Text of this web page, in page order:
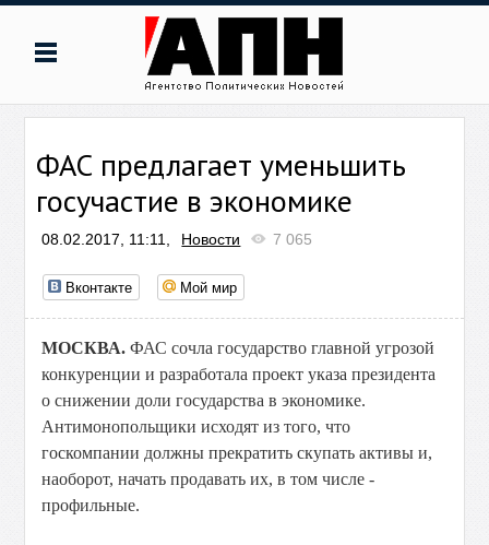
ФАС предлагает уменьшить
госучастие в экономике
08.02.2017, 11:11, Новости 7 065
Вконтакте Мой мир
МОСКВА.ФАС сочла государство главной угрозой
конкуренции и разработала проект указа президента
о снижении доли государства в экономике.
Антимонопольщики исходят из того, что
госкомпании должны прекратить скупать активы и,
наоборот, начать продавать их, в том числе -
профильные.